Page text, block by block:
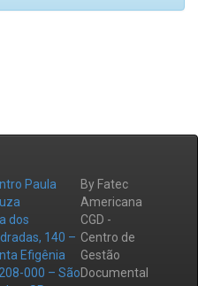
Paula
dos
140 –
Efigênia
000 – São
By Fatec
Americana
CGD -
Centro de
Gestão
Documental